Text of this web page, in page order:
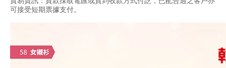
可接受短期票據支付。